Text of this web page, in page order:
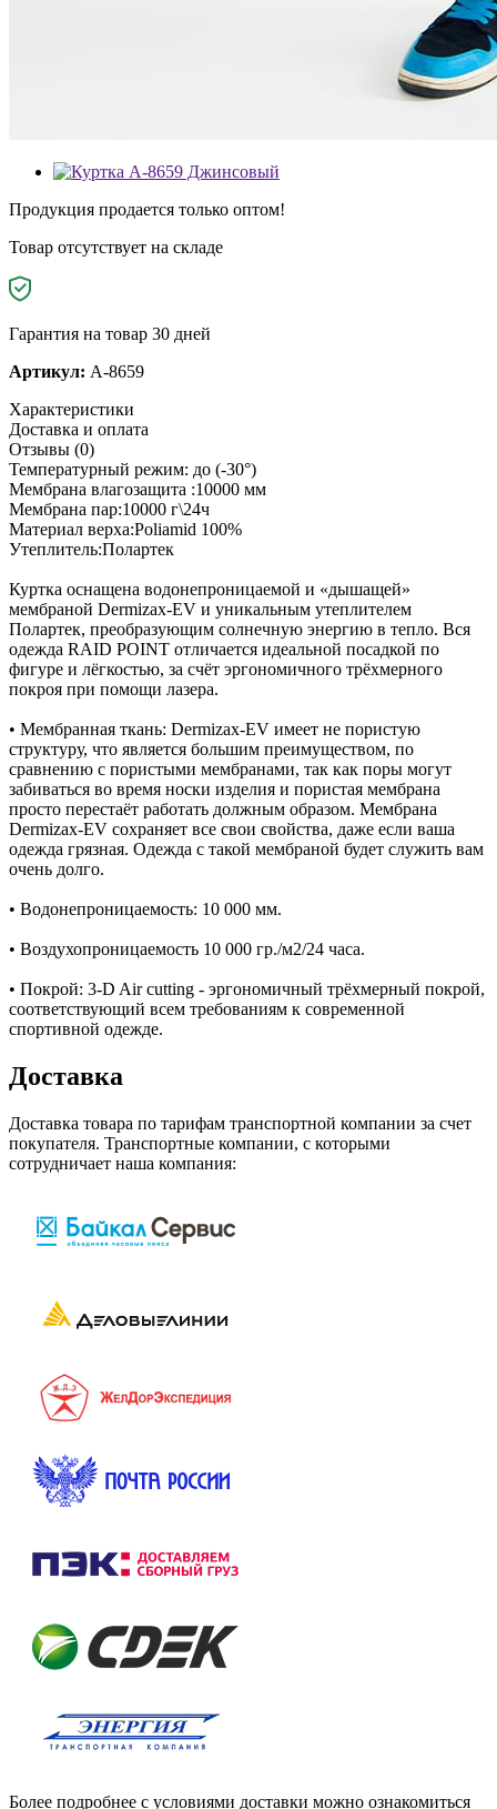
Продукция продается только оптом!
Товар отсутствует на складе
Гарантия на товар 30 дней
Артикул: A-8659
Характеристики
Доставка и оплата
Отзывы (0)
Температурный режим: до (-30°)
Мембрана влагозащита :10000 мм
Мембрана пар:10000 г\24ч
Материал верха:Poliamid 100%
Утеплитель:Полартек
Куртка оснащена водонепроницаемой и «дышащей»
мембраной Dermizax-EV и уникальным утеплителем
Полартек, преобразующим солнечную энергию в тепло. Вся
одежда RAID POINT отличается идеальной посадкой по
фигуре и лёгкостью, за счёт эргономичного трёхмерного
покроя при помощи лазера.
• Мембранная ткань: Dermizax-EV имеет не пористую
структуру, что является большим преимуществом, по
сравнению с пористыми мембранами, так как поры могут
забиваться во время носки изделия и пористая мембрана
просто перестаёт работать должным образом. Мембрана
Dermizax-EV сохраняет все свои свойства, даже если ваша
одежда грязная. Одежда с такой мембраной будет служить вам
очень долго.
• Водонепроницаемость: 10 000 мм.
• Воздухопроницаемость 10 000 гр./м2/24 часа.
• Покрой: 3-D Air cutting - эргономичный трёхмерный покрой,
соответствующий всем требованиям к современной
спортивной одежде.
Доставка
Доставка товара по тарифам транспортной компании за счет
покупателя. Транспортные компании, с которыми
сотрудничает наша компания:
Более подробнее с условиями доставки можно ознакомиться